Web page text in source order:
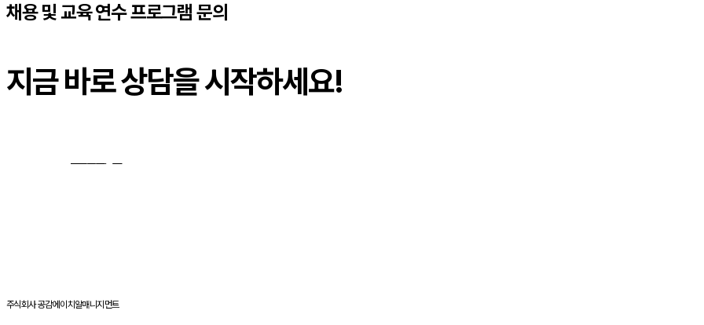
채용 및 교육 연수 프로그램 문의
지금 바로 상담을 시작하세요!
주식회사 공감에이치알매니지먼트